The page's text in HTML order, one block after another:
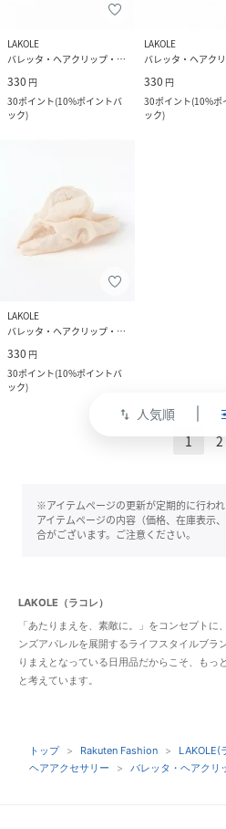
swap_vert 人気順
LAKOLE
バレッタ・ヘアクリップ・ヘアピン
330 円
30ポイント(10%ポイントバ
ック)
LAKOLE
330 円
30ポイント(10%ポ
ック)
LAKOLE
バレッタ・ヘアクリップ・ヘアピン
330 円
30ポイント(10%ポイントバ
ック)
1 2
※アイテムページの更新が定期的に行わ
アイテムページの内容（価格、在庫表示
合がございます。ご注意ください。
LAKOLE（ラコレ）
「あたりまえを、素敵に。」をコンセプト
ンズアパレルを展開するライフスタイルブラ
りまえとなっている日用品だからこそ、もっ
と考えています。
トップ Rakuten Fashion
LAKOLE(
ヘアアクセサリー
バレッタ・ヘアクリ